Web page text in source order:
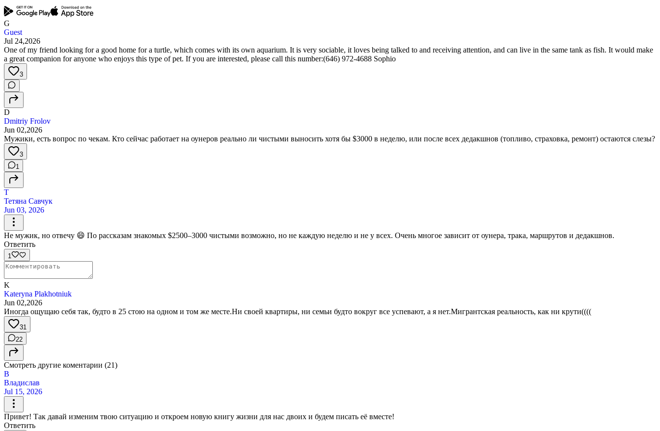
G
Guest
Jul 24,2026
One of my friend looking for a good home for a turtle, which comes with its own aquarium. It is very sociable, it loves being talked to and receiving attention, and can live in the same tank as fish. It would make
a great companion for anyone who enjoys this type of pet. If you are interested, please call this number:(646) 972-4688 Sophio
3
D
Dmitriy Frolov
Jun 02,2026
Мужики, есть вопрос по чекам. Кто сейчас работает на оунеров реально ли чистыми выносить хотя бы $3000 в неделю, или после всех дедакшнов (топливо, страховка, ремонт) остаются слезы?
3
1
Т
Тетяна Савчук
Jun 03, 2026
Не мужик, но отвечу 😄 По рассказам знакомых $2500–3000 чистыми возможно, но не каждую неделю и не у всех. Очень многое зависит от оунера, трака, маршрутов и дедакшнов.
Ответить
1
K
Kateryna Plakhotniuk
Jun 02,2026
Иногда ощущаю себя так, будто в 25 стою на одном и том же месте.Ни своей квартиры, ни семьи будто вокруг все успевают, а я нет.Мигрантская реальность, как ни крути((((
31
22
Смотреть другие коментарии (21)
В
Владислав
Jul 15, 2026
Привет! Так давай изменим твою ситуацию и откроем новую книгу жизни для нас двоих и будем писать её вместе!
Ответить